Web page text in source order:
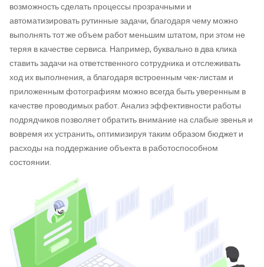
возможность сделать процессы прозрачными и
автоматизировать рутинные задачи, благодаря чему можно
выполнять тот же объем работ меньшим штатом, при этом не
теряя в качестве сервиса. Например, буквально в два клика
ставить задачи на ответственного сотрудника и отслеживать
ход их выполнения, а благодаря встроенным чек-листам и
приложенным фотографиям можно всегда быть уверенным в
качестве проводимых работ. Анализ эффективности работы
подрядчиков позволяет обратить внимание на слабые звенья и
вовремя их устранить, оптимизируя таким образом бюджет и
расходы на поддержание объекта в работоспособном
состоянии.